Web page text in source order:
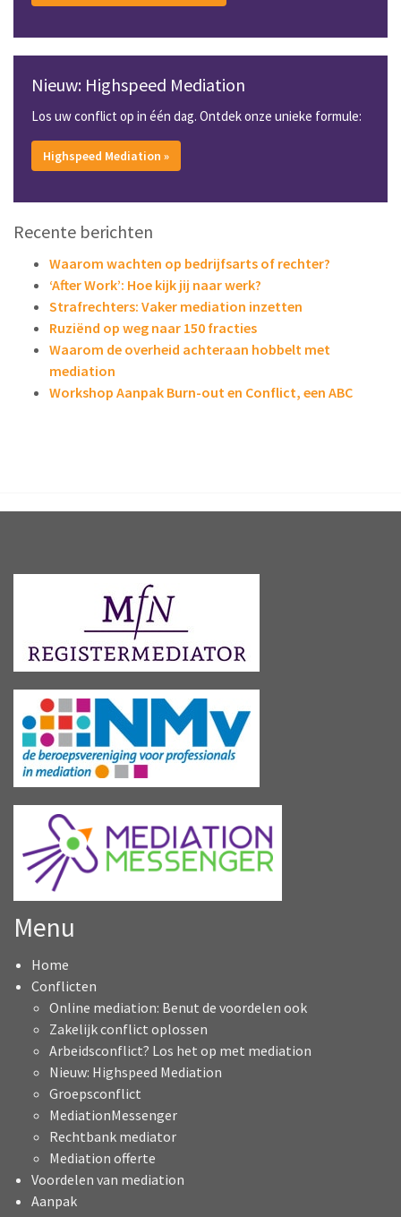
Nieuw: Highspeed Mediation
Los uw conflict op in één dag. Ontdek onze unieke formule:
Highspeed Mediation »
Recente berichten
Waarom wachten op bedrijfsarts of rechter?
‘After Work’: Hoe kijk jij naar werk?
Strafrechters: Vaker mediation inzetten
Ruziënd op weg naar 150 fracties
Waarom de overheid achteraan hobbelt met
mediation
Workshop Aanpak Burn-out en Conflict, een ABC
Menu
Home
Conflicten
Online mediation: Benut de voordelen ook
Zakelijk conflict oplossen
Arbeidsconflict? Los het op met mediation
Nieuw: Highspeed Mediation
Groepsconflict
MediationMessenger
Rechtbank mediator
Mediation offerte
Voordelen van mediation
Aanpak